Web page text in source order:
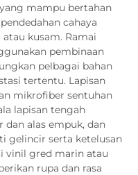
mampu bertahan
cahaya
kusam. Ramai
pembinaan
pelbagai bahan
tertentu. Lapisan
mikrofiber sentuhan
lapisan tengah
dan alas empuk, dan
gelincir serta ketelusan
vinil gred marin atau
rupa dan rasa